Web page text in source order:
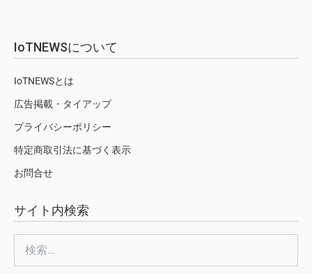
IoTNEWSについて
IoTNEWSとは
広告掲載・タイアップ
プライバシーポリシー
特定商取引法に基づく表示
お問合せ
サイト内検索
索: